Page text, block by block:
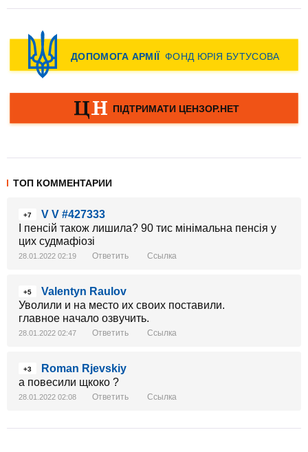
ТОП КОММЕНТАРИИ
+7
V V #427333
І пенсій також лишила? 90 тис мінімальна пенсія у
цих судмафіозі
28.01.2022 02:19 Ответить Ссылка
+5
Valentyn Raulov
Уволили и на место их своих поставили.
главное начало озвучить.
28.01.2022 02:47 Ответить Ссылка
+3
Roman Rjevskiy
а повесили щкоко ?
28.01.2022 02:08 Ответить Ссылка